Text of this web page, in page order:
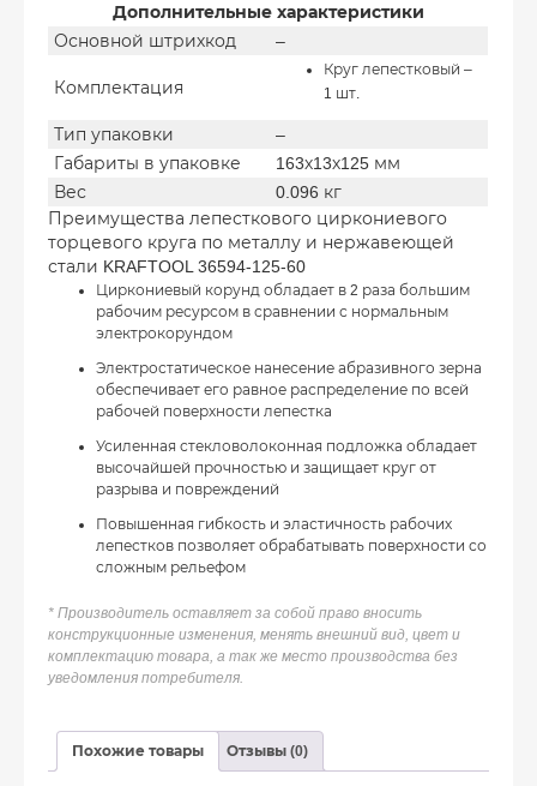
Дополнительные характеристики
Основной штрихкод
–
Комплектация
Круг лепестковый –
1 шт.
Тип упаковки
–
Габариты в упаковке
163х13х125 мм
Вес
0.096 кг
Преимущества лепесткового циркониевого
торцевого круга по металлу и нержавеющей
стали KRAFTOOL 36594-125-60
Циркониевый корунд обладает в 2 раза большим
рабочим ресурсом в сравнении с нормальным
электрокорундом
Электростатическое нанесение абразивного зерна
обеспечивает его равное распределение по всей
рабочей поверхности лепестка
Усиленная стекловолоконная подложка обладает
высочайшей прочностью и защищает круг от
разрыва и повреждений
Повышенная гибкость и эластичность рабочих
лепестков позволяет обрабатывать поверхности со
сложным рельефом
* Производитель оставляет за собой право вносить
конструкционные изменения, менять внешний вид, цвет и
комплектацию товара, а так же место производства без
уведомления потребителя.
Похожие товары Отзывы (0)